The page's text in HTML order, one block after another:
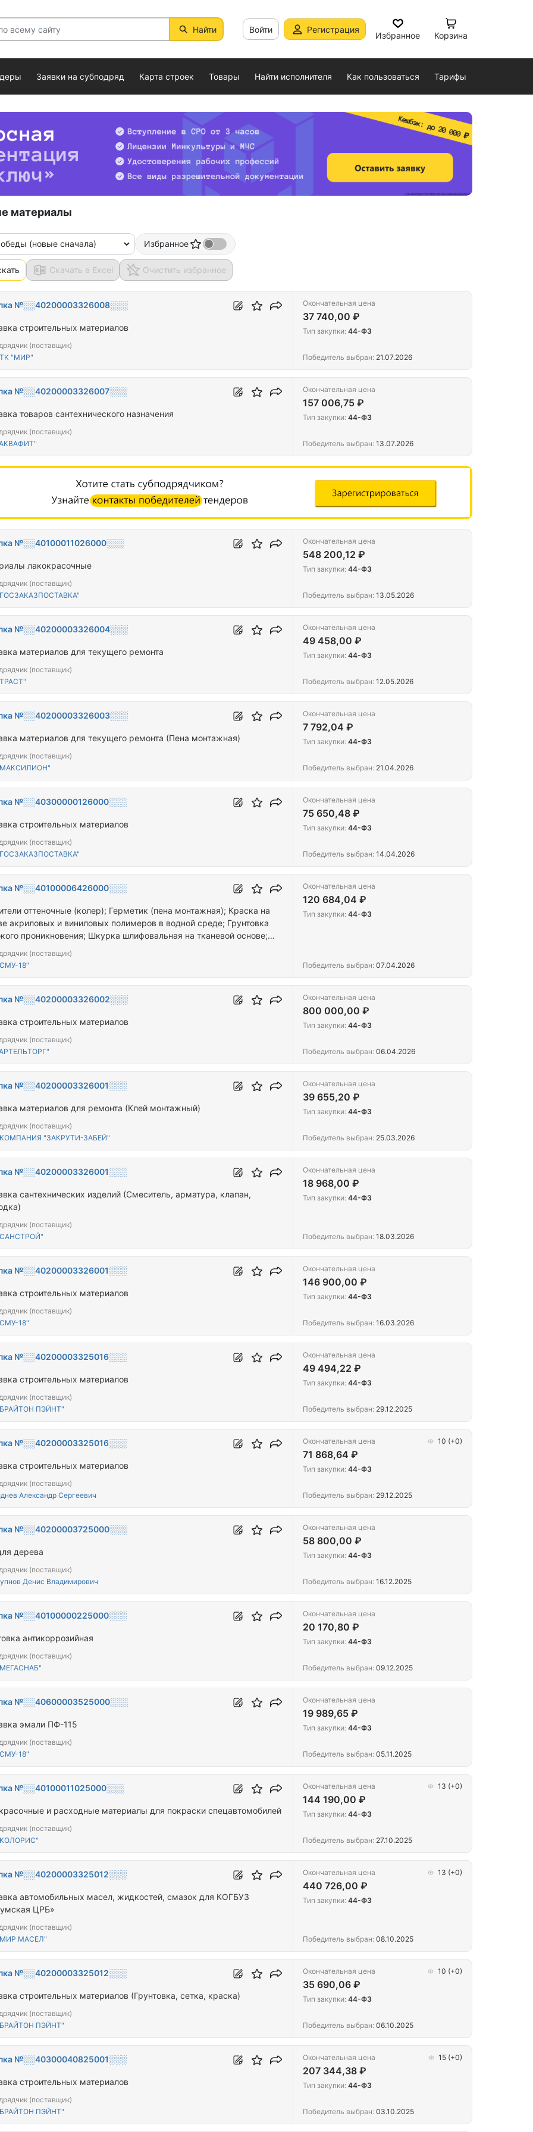
Найти Войти Регистрация
Избранное Корзина
Заявки на субподряд Карта строек Товары Найти исполнителя Как пользоваться Тарифы
материалы
(новые сначала) Избранное
Скачать в Excel Очистить избранное
№░░40200003326008░░░
строительных материалов
(поставщик)
"МИР"
Окончательная цена
37 740,00 ₽
Тип закупки: 44-ФЗ
Победитель выбран: 21.07.2026
№░░40200003326007░░░
товаров сантехнического назначения
(поставщик)
Окончательная цена
157 006,75 ₽
Тип закупки: 44-ФЗ
Победитель выбран: 13.07.2026
№░░40100011026000░░░
лакокрасочные
(поставщик)
Окончательная цена
548 200,12 ₽
Тип закупки: 44-ФЗ
Победитель выбран: 13.05.2026
№░░40200003326004░░░
материалов для текущего ремонта
(поставщик)
Окончательная цена
49 458,00 ₽
Тип закупки: 44-ФЗ
Победитель выбран: 12.05.2026
№░░40200003326003░░░
материалов для текущего ремонта (Пена монтажная)
(поставщик)
Окончательная цена
7 792,04 ₽
Тип закупки: 44-ФЗ
Победитель выбран: 21.04.2026
№░░40300000126000░░░
строительных материалов
(поставщик)
Окончательная цена
75 650,48 ₽
Тип закупки: 44-ФЗ
Победитель выбран: 14.04.2026
№░░40100006426000░░░
оттеночные (колер); Герметик (пена монтажная); Краска на
акриловых и виниловых полимеров в водной среде; Грунтовка
проникновения; Шкурка шлифовальная на тканевой основе;
(поставщик)
18"
Окончательная цена
120 684,04 ₽
Тип закупки: 44-ФЗ
Победитель выбран: 07.04.2026
№░░40200003326002░░░
строительных материалов
(поставщик)
Окончательная цена
800 000,00 ₽
Тип закупки: 44-ФЗ
Победитель выбран: 06.04.2026
№░░40200003326001░░░
материалов для ремонта (Клей монтажный)
(поставщик)
"ЗАКРУТИ-ЗАБЕЙ"
Окончательная цена
39 655,20 ₽
Тип закупки: 44-ФЗ
Победитель выбран: 25.03.2026
№░░40200003326001░░░
сантехнических изделий (Смеситель, арматура, клапан,
(поставщик)
Окончательная цена
18 968,00 ₽
Тип закупки: 44-ФЗ
Победитель выбран: 18.03.2026
№░░40200003326001░░░
строительных материалов
(поставщик)
18"
Окончательная цена
146 900,00 ₽
Тип закупки: 44-ФЗ
Победитель выбран: 16.03.2026
№░░40200003325016░░░
строительных материалов
(поставщик)
ПЭЙНТ"
Окончательная цена
49 494,22 ₽
Тип закупки: 44-ФЗ
Победитель выбран: 29.12.2025
№░░40200003325016░░░
строительных материалов
(поставщик)
Александр Сергеевич
Окончательная цена
71 868,64 ₽
10 (+0)
Тип закупки: 44-ФЗ
Победитель выбран: 29.12.2025
№░░40200003725000░░░
дерева
(поставщик)
Денис Владимирович
Окончательная цена
58 800,00 ₽
Тип закупки: 44-ФЗ
Победитель выбран: 16.12.2025
№░░40100000225000░░░
антикоррозийная
(поставщик)
Окончательная цена
20 170,80 ₽
Тип закупки: 44-ФЗ
Победитель выбран: 09.12.2025
№░░40600003525000░░░
эмали ПФ-115
(поставщик)
18"
Окончательная цена
19 989,65 ₽
Тип закупки: 44-ФЗ
Победитель выбран: 05.11.2025
№░░40100011025000░░░
и расходные материалы для покраски спецавтомобилей
(поставщик)
Окончательная цена
144 190,00 ₽
13 (+0)
Тип закупки: 44-ФЗ
Победитель выбран: 27.10.2025
№░░40200003325012░░░
автомобильных масел, жидкостей, смазок для КОГБУЗ
ЦРБ»
(поставщик)
МАСЕЛ"
Окончательная цена
440 726,00 ₽
13 (+0)
Тип закупки: 44-ФЗ
Победитель выбран: 08.10.2025
№░░40200003325012░░░
строительных материалов (Грунтовка, сетка, краска)
(поставщик)
ПЭЙНТ"
Окончательная цена
35 690,06 ₽
10 (+0)
Тип закупки: 44-ФЗ
Победитель выбран: 06.10.2025
№░░40300040825001░░░
строительных материалов
(поставщик)
ПЭЙНТ"
Окончательная цена
207 344,38 ₽
15 (+0)
Тип закупки: 44-ФЗ
Победитель выбран: 03.10.2025